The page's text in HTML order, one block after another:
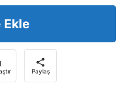
Ekle
Paylaş